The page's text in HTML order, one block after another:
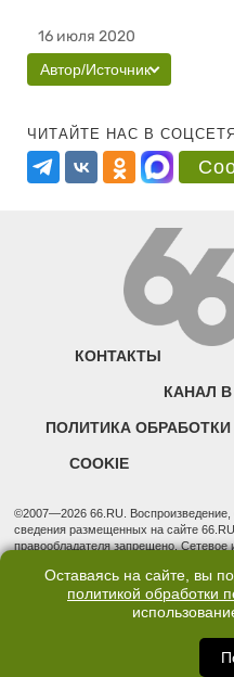
16 июля 2020
Автор/Источник
ЧИТАЙТЕ НАС В
КОНТАКТЫ
КАНАЛ В
ПОЛИТИКА
COOKIE
©2007—2026 66.RU.
сведения размещенных на сайте
правообладателя запрещено.
надзору в сфере связи,
(Роскомнадзор). Регистрационный
Учредитель: Общество с
3, оф. 7015 Фактический адрес
обл., г. Екатеринбург, ул. Бориса
Оставаясь на сайте, вы
политикой обработки